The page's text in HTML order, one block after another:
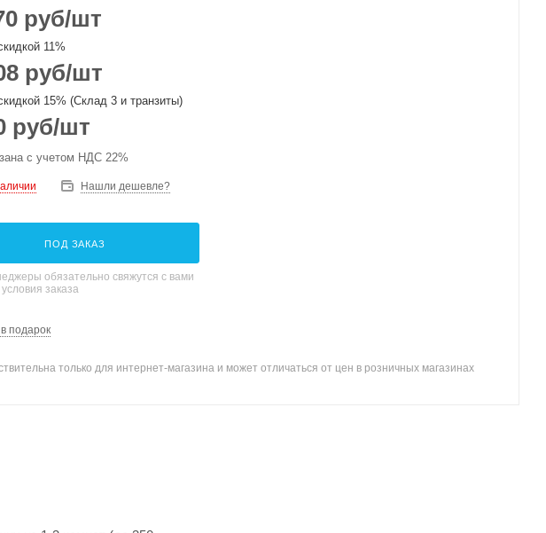
руб/шт
11%
руб/шт
15% (Склад 3 и транзиты)
руб/шт
с учетом НДС 22%
Нашли дешевле?
ПОД ЗАКАЗ
обязательно свяжутся с вами
заказа
подарок
только для интернет-магазина и может отличаться от цен в розничных магазинах